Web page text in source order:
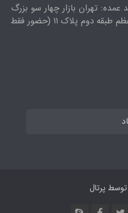
تهران بازار چهار سو بزرگ
کوچه بازار کویتیها پاساژ اعظم طبقه دوم پلاک ۱۱ (حضور فقط
توسطپرتال